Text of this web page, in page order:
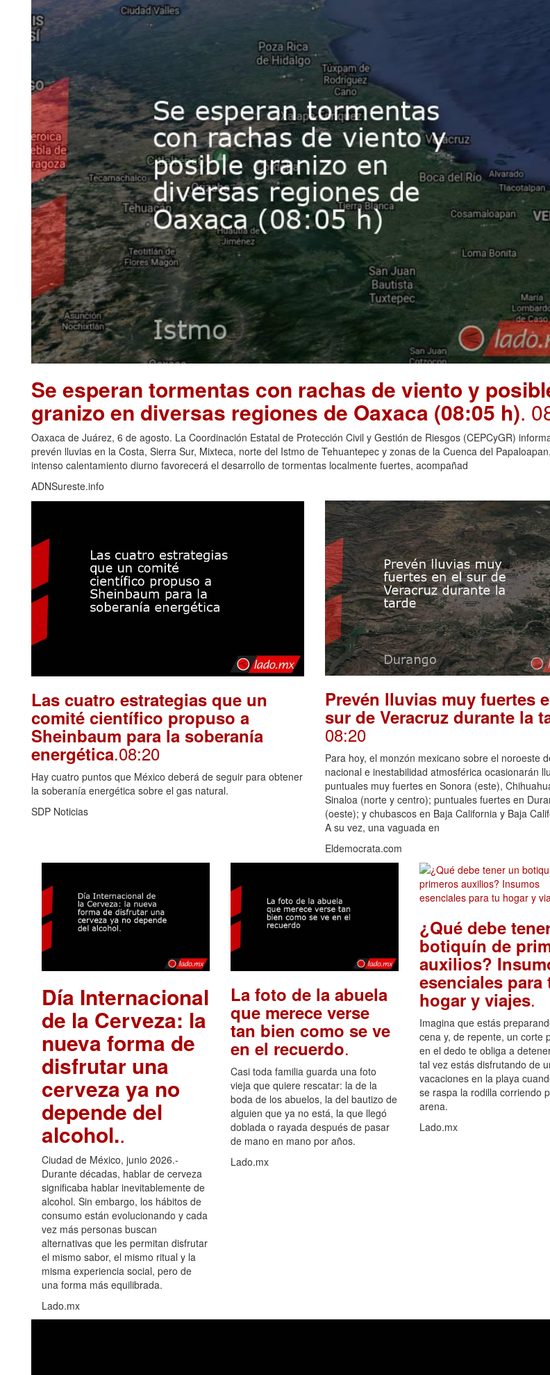
Se esperan tormentas con rachas de viento y
granizo en diversas regiones de Oaxaca (08:05 h).
Oaxaca de Juárez, 6 de agosto. La Coordinación Estatal de Protección Civil y Gestión de Riesgos (CEPCyGR)
prevén lluvias en la Costa, Sierra Sur, Mixteca, norte del Istmo de Tehuantepec y zonas de la Cuenca del
intenso calentamiento diurno favorecerá el desarrollo de tormentas localmente fuertes, acompañad
ADNSureste.info
Las cuatro estrategias que un
comité científico propuso a
Sheinbaum para la soberanía
energética.08:20
Hay cuatro puntos que México deberá de seguir para obtener
la soberanía energética sobre el gas natural.
SDP Noticias
Prevén lluvias muy fuertes
sur de Veracruz durante la
08:20
Para hoy, el monzón mexicano sobre el noroeste
nacional e inestabilidad atmosférica ocasionarán
puntuales muy fuertes en Sonora (este),
Sinaloa (norte y centro); puntuales fuertes en
(oeste); y chubascos en Baja California y Baja
A su vez, una vaguada en
Eldemocrata.com
Día Internacional
de la Cerveza: la
nueva forma de
disfrutar una
cerveza ya no
depende del
alcohol..
Ciudad de México, junio 2026.-
Durante décadas, hablar de cerveza
significaba hablar inevitablemente de
alcohol. Sin embargo, los hábitos de
consumo están evolucionando y cada
vez más personas buscan
alternativas que les permitan disfrutar
el mismo sabor, el mismo ritual y la
misma experiencia social, pero de
una forma más equilibrada.
Lado.mx
La foto de la abuela
que merece verse
tan bien como se ve
en el recuerdo.
Casi toda familia guarda una foto
vieja que quiere rescatar: la de la
boda de los abuelos, la del bautizo de
alguien que ya no está, la que llegó
doblada o rayada después de pasar
de mano en mano por años.
Lado.mx
¿Qué debe
botiquín de
auxilios?
esenciales para
hogar y viajes.
Imagina que estás
cena y, de repente, un corte
en el dedo te obliga a
tal vez estás disfrutando de
vacaciones en la playa
se raspa la rodilla corriendo
arena.
Lado.mx